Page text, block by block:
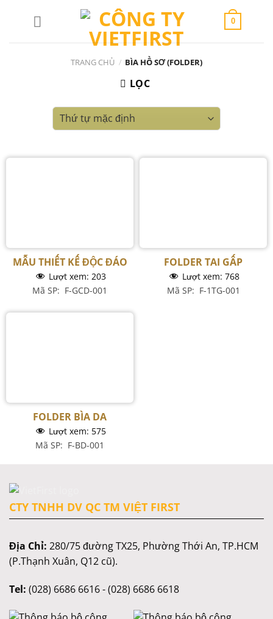
0
TRANG CHỦ / BÌA HỒ SƠ (FOLDER)
LỌC
MẪU THIẾT KẾ ĐỘC ĐÁO
Lượt xem: 203
Mã SP: F-GCD-001
FOLDER TAI GẤP
Lượt xem: 768
Mã SP: F-1TG-001
FOLDER BÌA DA
Lượt xem: 575
Mã SP: F-BD-001
CTY TNHH DV QC TM VIỆT FIRST
Địa Chỉ: 280/75 đường TX25, Phường Thới An, TP.HCM
(P.Thạnh Xuân, Q12 cũ).
Tel: (028) 6686 6616 - (028) 6686 6618